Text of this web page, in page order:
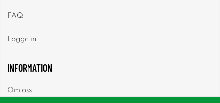
FAQ
Logga in
INFORMATION
Om oss